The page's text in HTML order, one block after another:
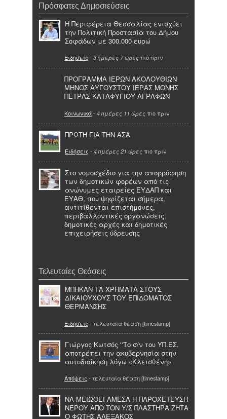
Πρόσφατες Δημοσιεύσεις
Η Περιφέρεια Θεσσαλίας ενισχύει
την Πολιτική Προστασία του Δήμου
Σοφάδων με 300.000 ευρώ
Ειδήσεις - 3 ημέρες 7 ώρες πιο πριν
ΠΡΟΓΡΑΜΜΑ ΙΕΡΩΝ ΑΚΟΛΟΥΘΙΩΝ
ΜΗΝΟΣ ΑΥΓΟΥΣΤΟΥ ΙΕΡΑΣ ΜΟΝΗΣ
ΠΕΤΡΑΣ ΚΑΤΑΦΥΓΙΟΥ ΑΓΡΑΦΩΝ
Κοινωνικά- 4 ημέρες 11 ώρες πιο πριν
ΠΡΩΤΗ ΓΙΑ ΤΗΝ ΑΣΑ
Ειδήσεις - 4 ημέρες 21 ώρες πιο πριν
Στο νομοσχέδιο για την απορρόφηση
των δημοτικών φορέων από τις
ανώνυμες εταιρείες ΕΥΔΑΠ και
ΕΥΑΘ, που ψηφίζεται σήμερα,
αντιτίθενται επιστήμονες,
περιβαλλοντικές οργανώσεις,
δημοτικές αρχές και δημοτικές
επιχειρήσεις ύδρευσης
Τελευταίες Θεάσεις
ΜΠΗΚΑΝ ΤΑ ΧΡΗΜΑΤΑ ΣΤΟΥΣ
ΔΙΚΑΙΟΥΧΟΥΣ ΤΟΥ ΕΠΙΔΟΜΑΤΟΣ
ΘΕΡΜΑΝΣΗΣ
Ειδήσεις - τελευταία θέαση [timestamp]
Γιώργος Κωτσός ''Το σ/ν του ΥΠ.ΕΣ.
αποτρέπει την ακυβερνησία στην
αυτοδιοίκηση λόγω «Κλεισθένη»
Απόψεις - τελευταία θέαση [timestamp]
ΝΑ ΜΕΙΩΘΕΙ ΑΜΕΣΑ Η ΠΑΡΟΧΕΤΕΥΣΗ
ΝΕΡΟΥ ΑΠΟ ΤΟΝ Υ/Σ ΠΛΑΣΤΗΡΑ ΖΗΤΑ
Ο ΦΩΤΗΣ ΑΛΕΞΑΚΟΣ